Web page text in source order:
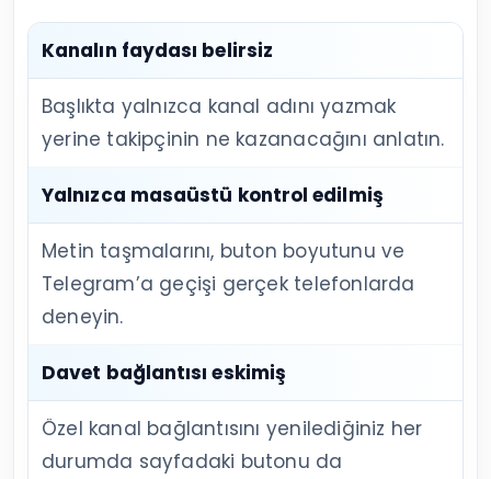
Kanalın faydası belirsiz
Başlıkta yalnızca kanal adını yazmak
yerine takipçinin ne kazanacağını anlatın.
Yalnızca masaüstü kontrol edilmiş
Metin taşmalarını, buton boyutunu ve
Telegram’a geçişi gerçek telefonlarda
deneyin.
Davet bağlantısı eskimiş
Özel kanal bağlantısını yenilediğiniz her
durumda sayfadaki butonu da